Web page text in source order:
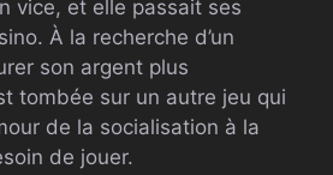
vice, et elle passait ses
À la recherche d’un
son argent plus
tombée sur un autre jeu qui
de la socialisation à la
de jouer.